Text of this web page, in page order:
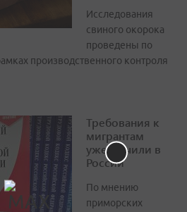
Исследования
свиного окорока
проведены по
производственного контроля
Требования к
мигрантам
ужесточили в
России
По мнению
приморских